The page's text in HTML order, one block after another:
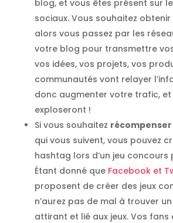
blog, et vous êtes présent sur
sociaux. Vous souhaitez
alors vous passez par les
votre blog pour transmettre
vos idées, vos projets, vos
communautés vont relayer
donc augmenter votre trafic, et
exploseront !
Si vous souhaitez récompenser
qui vous suivent, vous pouvez
hashtag lors d’un jeu concours
Étant donné queFacebook et
proposent de créer des jeux
n’aurez pas de mal à trouver
attirant et lié aux jeux. Vos